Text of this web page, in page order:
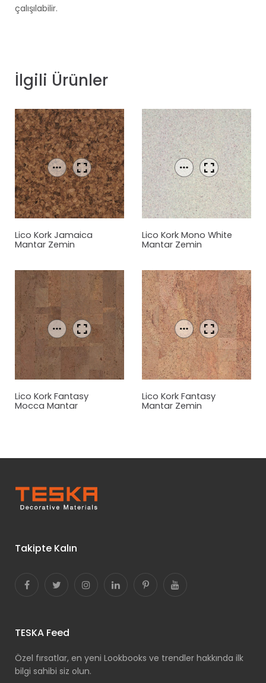
çalışılabilir.
İlgili Ürünler
Lico Kork Jamaica
Mantar Zemin
Lico Kork Mono White
Mantar Zemin
Lico Kork Fantasy
Mocca Mantar
Lico Kork Fantasy
Mantar Zemin
Takipte Kalın
TESKA Feed
Özel fırsatlar, en yeni Lookbooks ve trendler hakkında ilk
bilgi sahibi siz olun.